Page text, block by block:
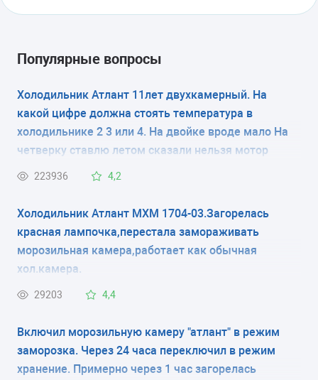
холодильник с морозильником
электронное
КОЛИЧЕСТВО КАМЕР
2
РАЗМЕРЫ (ШXГXВ)
59.5x62.5x196.5 см
КОЛИЧЕСТВО КОМПРЕССОРОВ
1
РАЗМОРАЖИВАНИЕ МОРОЗИЛЬНОЙ КАМЕРЫ
No Frost
Популярные вопросы
Холодильник Атлант 11лет двухкамерный. На
какой цифре должна стоять температура в
холодильнике 2 3 или 4. На двойке вроде мало На
четверку ставлю летом сказали нельзя мотор
испортится
223936 4,2
Холодильник Атлант МХМ 1704-03.Загорелась
красная лампочка,перестала замораживать
морозильная камера,работает как обычная
хол.камера.
29203 4,4
Включил морозильную камеру "атлант" в режим
заморозка. Через 24 часа переключил в режим
хранение. Примерно через 1 час загорелась